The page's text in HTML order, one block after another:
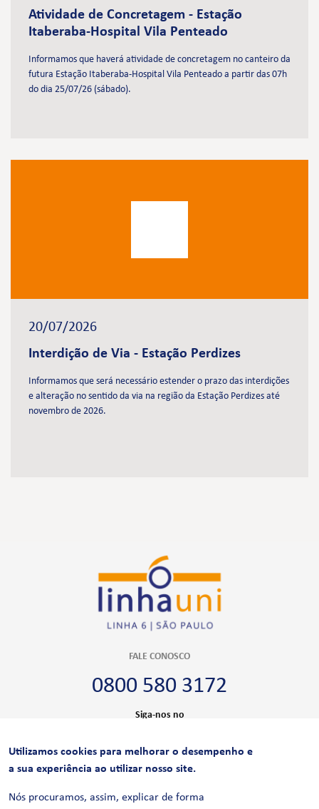
Atividade de Concretagem - Estação
Itaberaba-Hospital Vila Penteado
Informamos que haverá atividade de concretagem no canteiro da
futura Estação Itaberaba-Hospital Vila Penteado a partir das 07h
do dia 25/07/26 (sábado).
20/07/2026
Interdição de Via - Estação Perdizes
Informamos que será necessário estender o prazo das interdições
e alteração no sentido da via na região da Estação Perdizes até
novembro de 2026.
FALE CONOSCO
0800 580 3172
Siga-nos no
CERTIFICAÇÕES
Utilizamos cookies para melhorar o desempenho e
a sua experiência ao utilizar nosso site.
Nós procuramos, assim, explicar de forma